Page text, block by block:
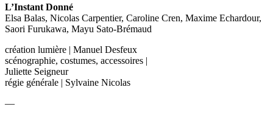
L’Instant Donné
Elsa Balas, Nicolas Carpentier, Caroline Cren, Maxime Echardour,
Saori Furukawa, Mayu Sato-Brémaud
création lumière | Manuel Desfeux
scénographie, costumes, accessoires |
Juliette Seigneur
régie générale | Sylvaine Nicolas
—